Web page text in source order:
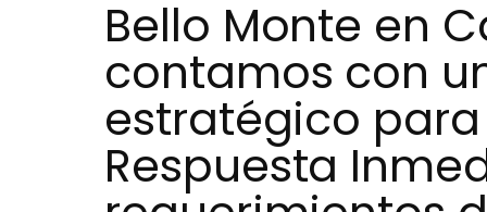
Bello Monte en
contamos con
estratégico
Respuesta